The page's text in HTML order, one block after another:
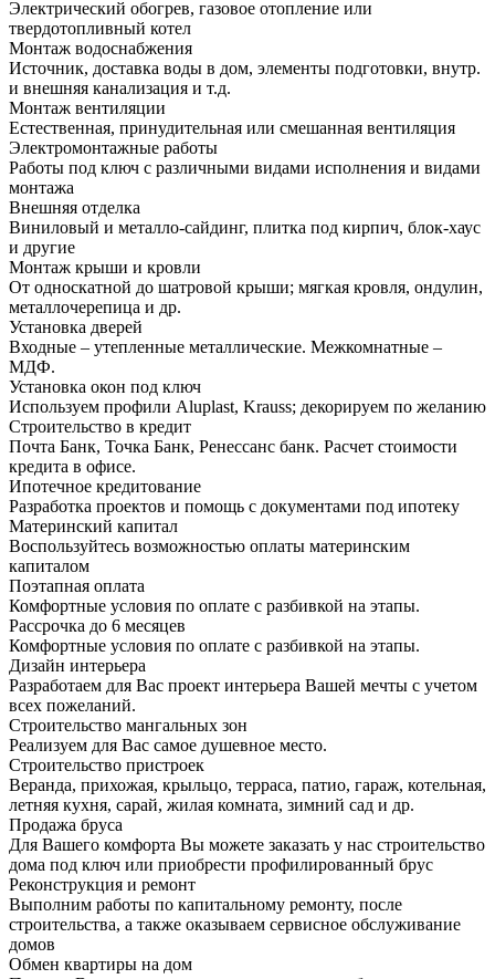
Электрический обогрев, газовое отопление или
твердотопливный котел
Монтаж водоснабжения
Источник, доставка воды в дом, элементы подготовки, внутр.
и внешняя канализация и т.д.
Монтаж вентиляции
Естественная, принудительная или смешанная вентиляция
Электромонтажные работы
Работы под ключ с различными видами исполнения и видами
монтажа
Внешняя отделка
Виниловый и металло-сайдинг, плитка под кирпич, блок-хаус
и другие
Монтаж крыши и кровли
От односкатной до шатровой крыши; мягкая кровля, ондулин,
металлочерепица и др.
Установка дверей
Входные – утепленные металлические. Межкомнатные –
МДФ.
Установка окон под ключ
Используем профили Aluplast, Krauss; декорируем по желанию
Строительство в кредит
Почта Банк, Точка Банк, Ренессанс банк. Расчет стоимости
кредита в офисе.
Ипотечное кредитование
Разработка проектов и помощь с документами под ипотеку
Материнский капитал
Воспользуйтесь возможностью оплаты материнским
капиталом
Поэтапная оплата
Комфортные условия по оплате с разбивкой на этапы.
Рассрочка до 6 месяцев
Комфортные условия по оплате с разбивкой на этапы.
Дизайн интерьера
Разработаем для Вас проект интерьера Вашей мечты с учетом
всех пожеланий.
Строительство мангальных зон
Реализуем для Вас самое душевное место.
Строительство пристроек
Веранда, прихожая, крыльцо, терраса, патио, гараж, котельная,
летняя кухня, сарай, жилая комната, зимний сад и др.
Продажа бруса
Для Вашего комфорта Вы можете заказать у нас строительство
дома под ключ или приобрести профилированный брус
Реконструкция и ремонт
Выполним работы по капитальному ремонту, после
строительства, а также оказываем сервисное обслуживание
домов
Обмен квартиры на дом